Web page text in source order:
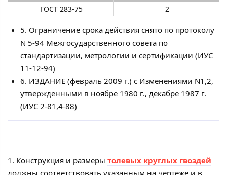
ГОСТ 283-75 2
5. Ограничение срока действия снято по протоколу
N 5-94 Межгосударственного совета по
стандартизации, метрологии и сертификации (ИУС
11-12-94)
6. ИЗДАНИЕ (февраль 2009 г.) с Изменениями N1,2,
утвержденными в ноябре 1980 г., декабре 1987 г.
(ИУС 2-81,4-88)
1. Конструкция и размеры толевых круглых гвоздей
должны соответствовать указанным на чертеже и в